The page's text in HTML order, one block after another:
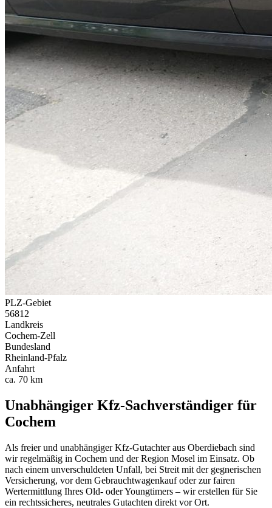
PLZ-Gebiet
56812
Landkreis
Cochem-Zell
Bundesland
Rheinland-Pfalz
Anfahrt
ca. 70 km
Unabhängiger Kfz-Sachverständiger für
Cochem
Als freier und unabhängiger Kfz-Gutachter aus Oberdiebach sind
wir regelmäßig in Cochem und der Region Mosel im Einsatz. Ob
nach einem unverschuldeten Unfall, bei Streit mit der gegnerischen
Versicherung, vor dem Gebrauchtwagenkauf oder zur fairen
Wertermittlung Ihres Old- oder Youngtimers – wir erstellen für Sie
ein rechtssicheres, neutrales Gutachten direkt vor Ort.